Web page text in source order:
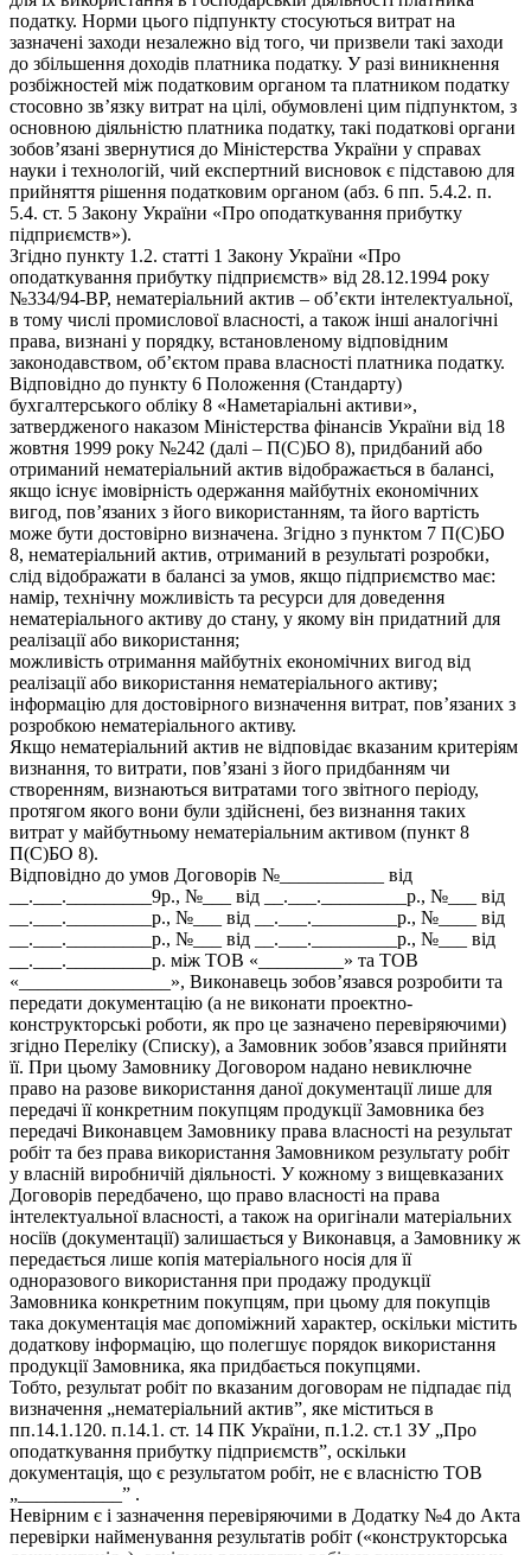
податку. Норми цього підпункту стосуються витрат на
зазначені заходи незалежно від того, чи призвели такі заходи
до збільшення доходів платника податку. У разі виникнення
розбіжностей між податковим органом та платником податку
стосовно зв’язку витрат на цілі, обумовлені цим підпунктом, з
основною діяльністю платника податку, такі податкові органи
зобов’язані звернутися до Міністерства України у справах
науки і технологій, чий експертний висновок є підставою для
прийняття рішення податковим органом (абз. 6 пп. 5.4.2. п.
5.4. ст. 5 Закону України «Про оподаткування прибутку
підприємств»).
Згідно пункту 1.2. статті 1 Закону України «Про
оподаткування прибутку підприємств» від 28.12.1994 року
№334/94-ВР, нематеріальний актив – об’єкти інтелектуальної,
в тому числі промислової власності, а також інші аналогічні
права, визнані у порядку, встановленому відповідним
законодавством, об’єктом права власності платника податку.
Відповідно до пункту 6 Положення (Стандарту)
бухгалтерського обліку 8 «Наметаріальні активи»,
затвердженого наказом Міністерства фінансів України від 18
жовтня 1999 року №242 (далі – П(С)БО 8), придбаний або
отриманий нематеріальний актив відображається в балансі,
якщо існує імовірність одержання майбутніх економічних
вигод, пов’язаних з його використанням, та його вартість
може бути достовірно визначена. Згідно з пунктом 7 П(С)БО
8, нематеріальний актив, отриманий в результаті розробки,
слід відображати в балансі за умов, якщо підприємство має:
намір, технічну можливість та ресурси для доведення
нематеріального активу до стану, у якому він придатний для
реалізації або використання;
можливість отримання майбутніх економічних вигод від
реалізації або використання нематеріального активу;
інформацію для достовірного визначення витрат, пов’язаних з
розробкою нематеріального активу.
Якщо нематеріальний актив не відповідає вказаним критеріям
визнання, то витрати, пов’язані з його придбанням чи
створенням, визнаються витратами того звітного періоду,
протягом якого вони були здійснені, без визнання таких
витрат у майбутньому нематеріальним активом (пункт 8
П(С)БО 8).
Відповідно до умов Договорів №___________ від
__.___._________9р., №___ від __.___._________р., №___ від
__.___._________р., №___ від __.___._________р., №____ від
__.___._________р., №___ від __.___._________р., №___ від
__.___._________р. між ТОВ «_________» та ТОВ
«________________», Виконавець зобов’язався розробити та
передати документацію (а не виконати проектно-
конструкторські роботи, як про це зазначено перевіряючими)
згідно Переліку (Списку), а Замовник зобов’язався прийняти
її. При цьому Замовнику Договором надано невиключне
право на разове використання даної документації лише для
передачі її конкретним покупцям продукції Замовника без
передачі Виконавцем Замовнику права власності на результат
робіт та без права використання Замовником результату робіт
у власній виробничій діяльності. У кожному з вищевказаних
Договорів передбачено, що право власності на права
інтелектуальної власності, а також на оригінали матеріальних
носіїв (документації) залишається у Виконавця, а Замовнику ж
передається лише копія матеріального носія для її
одноразового використання при продажу продукції
Замовника конкретним покупцям, при цьому для покупців
така документація має допоміжний характер, оскільки містить
додаткову інформацію, що полегшує порядок використання
продукції Замовника, яка придбається покупцями.
Тобто, результат робіт по вказаним договорам не підпадає під
визначення „нематеріальний актив”, яке міститься в
пп.14.1.120. п.14.1. ст. 14 ПК України, п.1.2. ст.1 ЗУ „Про
оподаткування прибутку підприємств”, оскільки
документація, що є результатом робіт, не є власністю ТОВ
„___________” .
Невірним є і зазначення перевіряючими в Додатку №4 до Акта
перевірки найменування результатів робіт («конструкторська